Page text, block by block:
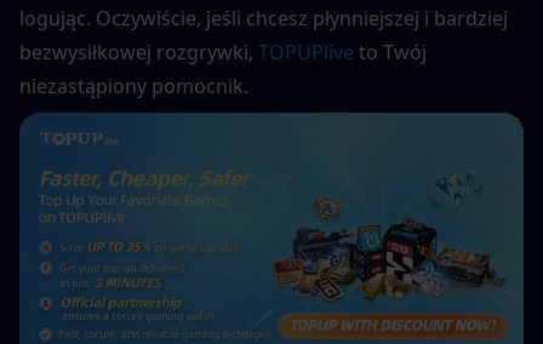
logując. Oczywiście, jeśli chcesz płynniejszej i bardziej
bezwysiłkowej rozgrywki, TOPUPlive to Twój
niezastąpiony pomocnik.